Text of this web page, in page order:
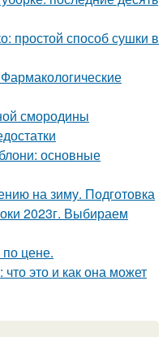
простой способ сушки в
смородины
основные
на зиму. Подготовка
2023г. Выбираем
цене.
это и как она может